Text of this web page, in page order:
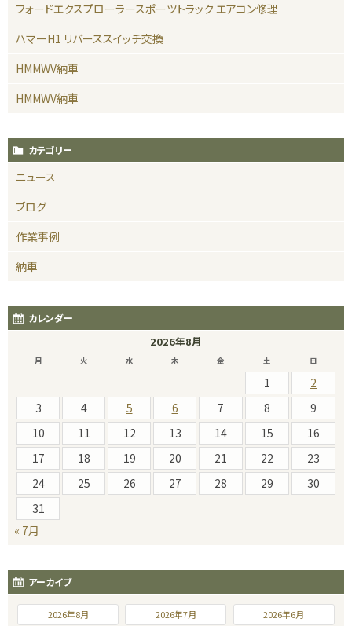
フォードエクスプローラースポーツトラック エアコン修理
ハマーH1 リバーススイッチ交換
HMMWV納車
HMMWV納車
カテゴリー
ニュース
ブログ
作業事例
納車
カレンダー
2026年8月
月 火 水 木 金 土 日
1
2
3
4 5 6 7 8
9
10
11 12 13 14 15
16
17
18 19 20 21 22
23
24
25 26 27 28 29
30
31
« 7月
アーカイブ
2026年8月 2026年7月 2026年6月